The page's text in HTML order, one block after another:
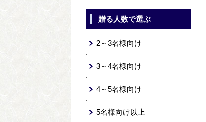
贈る人数で選ぶ
2～3名様向け
3～4名様向け
4～5名様向け
5名様向け以上